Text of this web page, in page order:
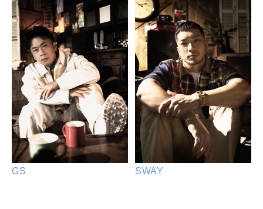
GS SWAY